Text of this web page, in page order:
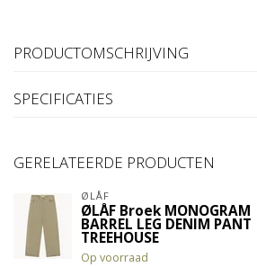
PRODUCTOMSCHRIJVING
SPECIFICATIES
GERELATEERDE PRODUCTEN
ØLÅF
ØLÅF Broek MONOGRAM
BARREL LEG DENIM PANT
TREEHOUSE
Op voorraad